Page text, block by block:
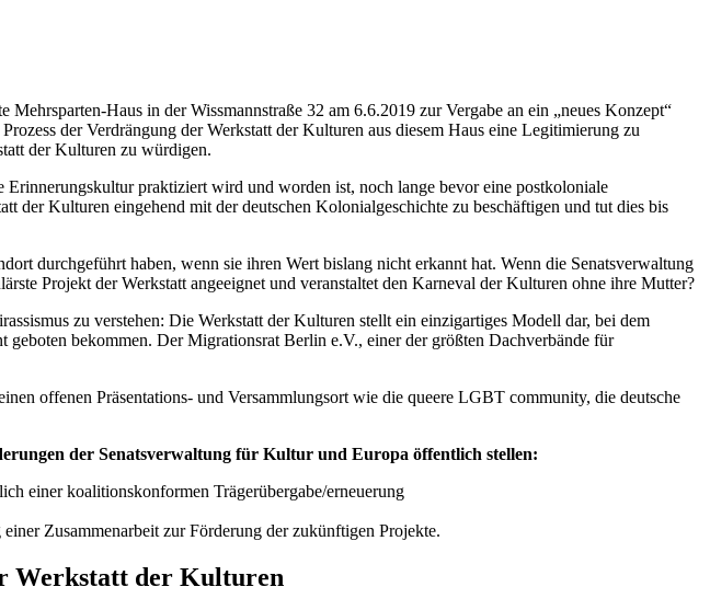
Haus in der Wissmannstraße 32 am 6.6.2019 zur Vergabe an ein „neues Konzept“
der Verdrängung der Werkstatt der Kulturen aus diesem Haus eine Legitimierung zu
der Kulturen zu würdigen.
praktiziert wird und worden ist, noch lange bevor eine postkoloniale
Kulturen eingehend mit der deutschen Kolonialgeschichte zu beschäftigen und tut dies bis
durchgeführt haben, wenn sie ihren Wert bislang nicht erkannt hat. Wenn die Senatsverwaltung
Projekt der Werkstatt angeeignet und veranstaltet den Karneval der Kulturen ohne ihre Mutter?
zu verstehen: Die Werkstatt der Kulturen stellt ein einzigartiges Modell dar, bei dem
bekommen. Der Migrationsrat Berlin e.V., einer der größten Dachverbände für
offenen Präsentations- und Versammlungsort wie die queere LGBT community, die deutsche
der Senatsverwaltung für Kultur und Europa öffentlich stellen:
einer koalitionskonformen Trägerübergabe/erneuerung
Zusammenarbeit zur Förderung der zukünftigen Projekte.
Werkstatt der Kulturen